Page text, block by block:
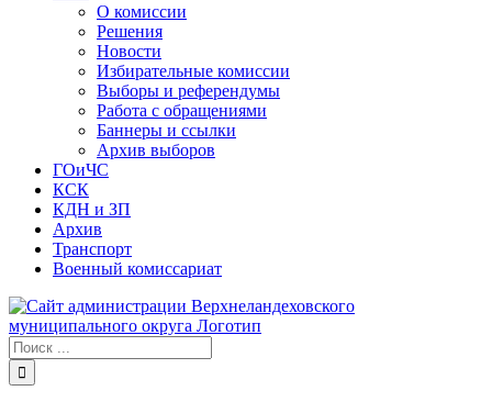
О комиссии
Решения
Новости
Избирательные комиссии
Выборы и референдумы
Работа с обращениями
Баннеры и ссылки
Архив выборов
ГОиЧС
КСК
КДН и ЗП
Архив
Транспорт
Военный комиссариат
Результат
поиска: